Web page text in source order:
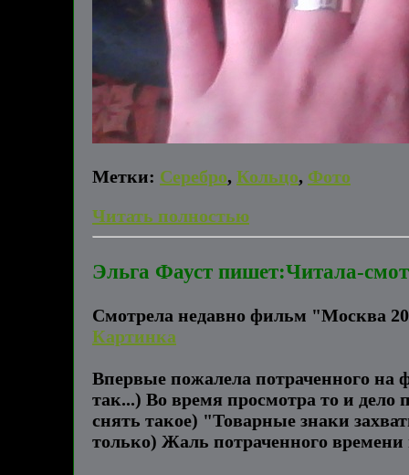
Метки: Серебро, Кольцо, Фото
Читать полностью
Эльга Фауст пишет:Читала-
Смотрела недавно фильм "Москва
Картинка
Впервые пожалела потраченного на
так...) Во время просмотра то и
снять такое) "Товарные знаки
только) Жаль потраченного времени